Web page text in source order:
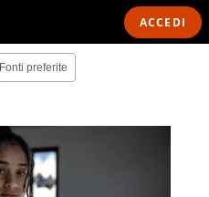
ACCEDI
Fonti preferite